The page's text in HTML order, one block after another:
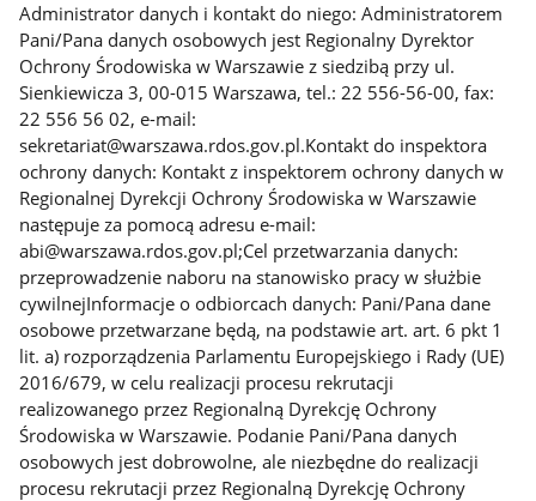
Administrator danych i kontakt do niego: Administratorem
Pani/Pana danych osobowych jest Regionalny Dyrektor
Ochrony Środowiska w Warszawie z siedzibą przy ul.
Sienkiewicza 3, 00-015 Warszawa, tel.: 22 556-56-00, fax:
22 556 56 02, e-mail:
sekretariat@warszawa.rdos.gov.pl.Kontakt do inspektora
ochrony danych: Kontakt z inspektorem ochrony danych w
Regionalnej Dyrekcji Ochrony Środowiska w Warszawie
następuje za pomocą adresu e-mail:
abi@warszawa.rdos.gov.pl;Cel przetwarzania danych:
przeprowadzenie naboru na stanowisko pracy w służbie
cywilnejInformacje o odbiorcach danych: Pani/Pana dane
osobowe przetwarzane będą, na podstawie art. art. 6 pkt 1
lit. a) rozporządzenia Parlamentu Europejskiego i Rady (UE)
2016/679, w celu realizacji procesu rekrutacji
realizowanego przez Regionalną Dyrekcję Ochrony
Środowiska w Warszawie. Podanie Pani/Pana danych
osobowych jest dobrowolne, ale niezbędne do realizacji
procesu rekrutacji przez Regionalną Dyrekcję Ochrony